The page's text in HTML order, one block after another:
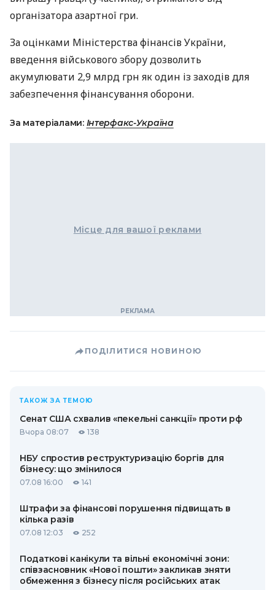
організатора азартної гри.
За оцінками Міністерства фінансів України,
введення військового збору дозволить
акумулювати 2,9 млрд грн як один із заходів для
забезпечення фінансування оборони.
За матеріалами: Інтерфакс-Україна
Місце для вашої реклами
ПОДІЛИТИСЯ НОВИНОЮ
ТАКОЖ ЗА ТЕМОЮ
Сенат США схвалив «пекельні санкції» проти рф
Вчора 08:07 138
НБУ спростив реструктуризацію боргів для
бізнесу: що змінилося
07.08 16:00 141
Штрафи за фінансові порушення підвищать в
кілька разів
07.08 12:03 252
Податкові канікули та вільні економічні зони:
співзасновник «Нової пошти» закликав зняти
обмеження з бізнесу після російських атак